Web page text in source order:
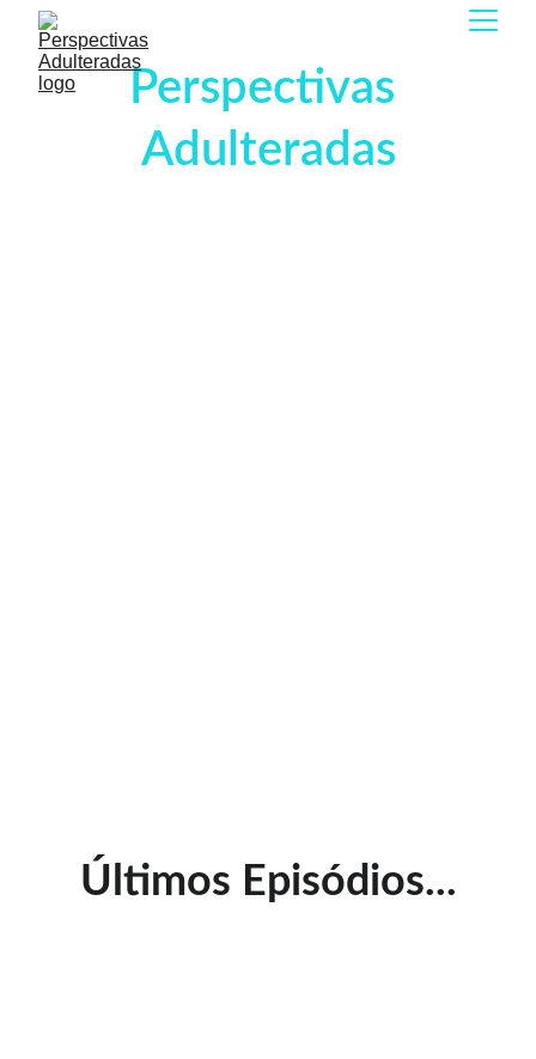
Perspectivas
Adulteradas
Últimos Episódios...